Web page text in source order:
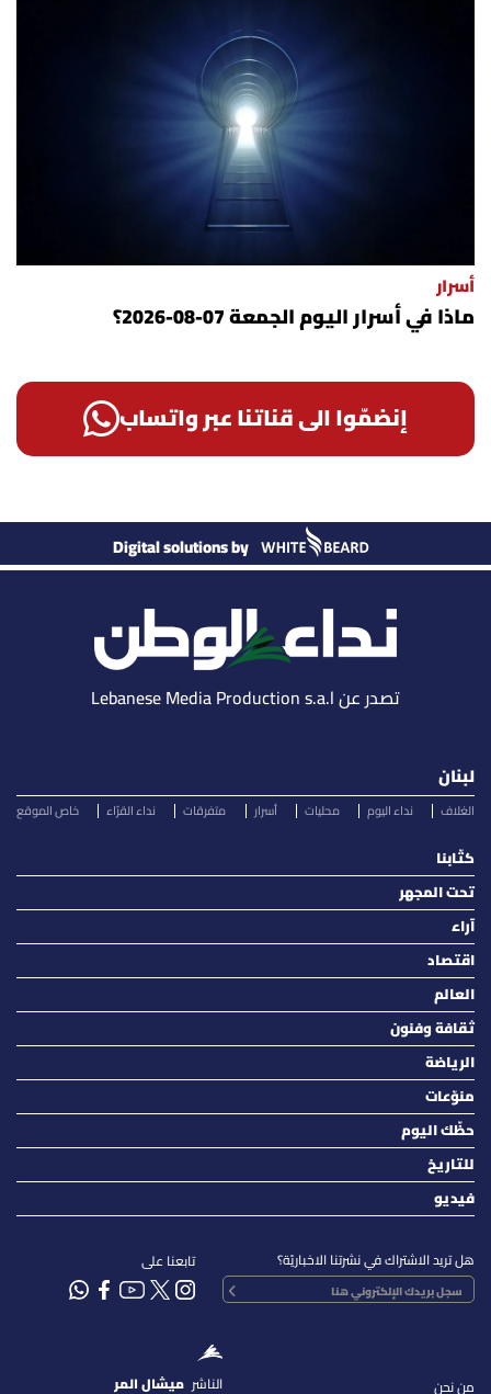
أسرار
ماذا في أسرار اليوم الجمعة 07-08-2026؟
إنضمّوا الى قناتنا عبر واتساب
Digital solutions by
تصدر عن Lebanese Media Production s.a.l
لبنان
الغلاف نداء اليوم محليات أسرار متفرقات نداء القرّاء خاص الموقع
كتّابنا
تحت المجهر
آراء
اقتصاد
العالم
ثقافة وفنون
الرياضة
منوّعات
حظّك اليوم
للتاريخ
فيديو
هل تريد الاشتراك في نشرتنا الاخباريّة؟ تابعنا على
من نحن الناشر ميشال المر